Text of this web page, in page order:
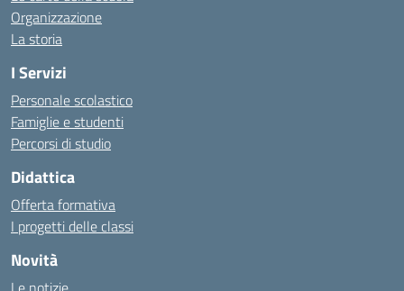
Organizzazione
La storia
I Servizi
Personale scolastico
Famiglie e studenti
Percorsi di studio
Didattica
Offerta formativa
I progetti delle classi
Novità